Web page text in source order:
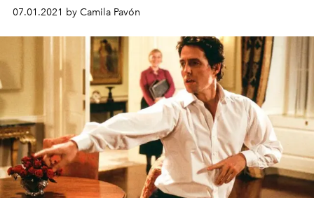
grands succès cinématographiques de la carrière de
07.01.2021 by Camila Pavón